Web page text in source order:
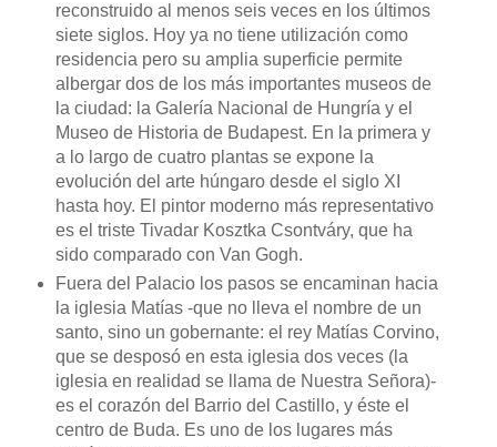
reconstruido al menos seis veces en los últimos
siete siglos. Hoy ya no tiene utilización como
residencia pero su amplia superficie permite
albergar dos de los más importantes museos de
la ciudad: la Galería Nacional de Hungría y el
Museo de Historia de Budapest. En la primera y
a lo largo de cuatro plantas se expone la
evolución del arte húngaro desde el siglo XI
hasta hoy. El pintor moderno más representativo
es el triste Tivadar Kosztka Csontváry, que ha
sido comparado con Van Gogh.
Fuera del Palacio los pasos se encaminan hacia
la iglesia Matías -que no lleva el nombre de un
santo, sino un gobernante: el rey Matías Corvino,
que se desposó en esta iglesia dos veces (la
iglesia en realidad se llama de Nuestra Señora)-
es el corazón del Barrio del Castillo, y éste el
centro de Buda. Es uno de los lugares más